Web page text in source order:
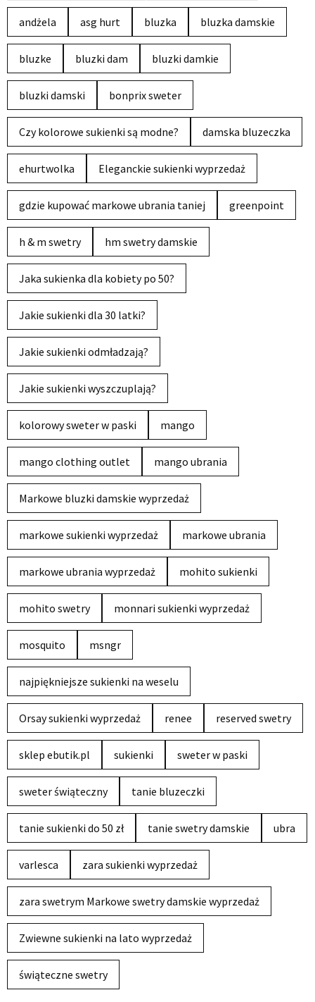
andżela asg hurt bluzka bluzka damskie
bluzke bluzki dam bluzki damkie
bluzki damski bonprix sweter
Czy kolorowe sukienki są modne? damska bluzeczka
ehurtwolka Eleganckie sukienki wyprzedaż
gdzie kupować markowe ubrania taniej greenpoint
h & m swetry hm swetry damskie
Jaka sukienka dla kobiety po 50?
Jakie sukienki dla 30 latki?
Jakie sukienki odmładzają?
Jakie sukienki wyszczuplają?
kolorowy sweter w paski mango
mango clothing outlet mango ubrania
Markowe bluzki damskie wyprzedaż
markowe sukienki wyprzedaż markowe ubrania
markowe ubrania wyprzedaż mohito sukienki
mohito swetry monnari sukienki wyprzedaż
mosquito msngr
najpiękniejsze sukienki na weselu
Orsay sukienki wyprzedaż renee reserved swetry
sklep ebutik.pl sukienki sweter w paski
sweter świąteczny tanie bluzeczki
tanie sukienki do 50 zł tanie swetry damskie ubra
varlesca zara sukienki wyprzedaż
zara swetrym Markowe swetry damskie wyprzedaż
Zwiewne sukienki na lato wyprzedaż
świąteczne swetry